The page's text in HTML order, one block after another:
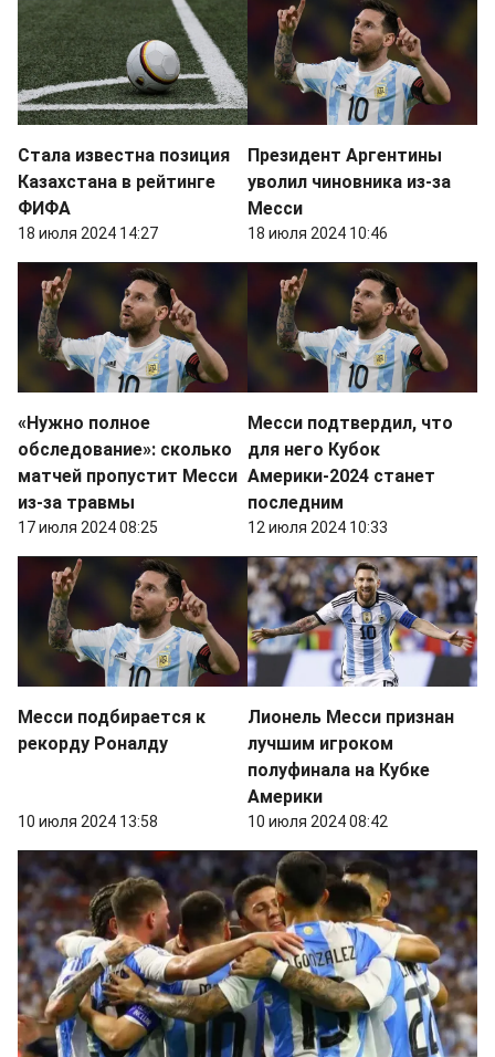
Стала известна позиция
Казахстана в рейтинге
ФИФА
18 июля 2024 14:27
Президент Аргентины
уволил чиновника из-за
Месси
18 июля 2024 10:46
«Нужно полное
обследование»: сколько
матчей пропустит Месси
из-за травмы
17 июля 2024 08:25
Месси подтвердил, что
для него Кубок
Америки-2024 станет
последним
12 июля 2024 10:33
Месси подбирается к
рекорду Роналду
10 июля 2024 13:58
Лионель Месси признан
лучшим игроком
полуфинала на Кубке
Америки
10 июля 2024 08:42